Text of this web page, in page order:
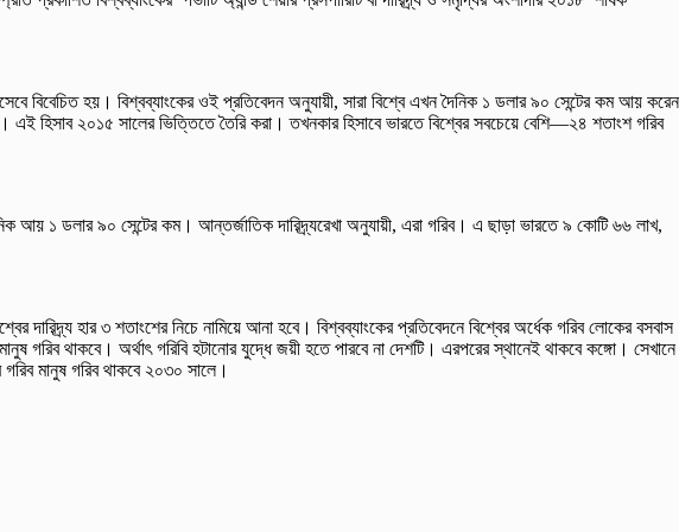
বিবেচিত হয়। বিশ্বব্যাংকের ওই প্রতিবেদন অনুযায়ী, সারা বিশ্বে এখন দৈনিক ১ ডলার ৯০ সেন্টের কম আয় করেন
হিসাব ২০১৫ সালের ভিত্তিতে তৈরি করা। তখনকার হিসাবে ভারতে বিশ্বের সবচেয়ে বেশি—২৪ শতাংশ গরিব
আয় ১ ডলার ৯০ সেন্টের কম। আন্তর্জাতিক দারিদ্র্যরেখা অনুযায়ী, এরা গরিব। এ ছাড়া ভারতে ৯ কোটি ৬৬ লাখ,
দারিদ্র্য হার ৩ শতাংশের নিচে নামিয়ে আনা হবে। বিশ্বব্যাংকের প্রতিবেদনে বিশ্বের অর্ধেক গরিব লোকের বসবাস
গরিব থাকবে। অর্থাৎ গরিবি হটানোর যুদ্ধে জয়ী হতে পারবে না দেশটি। এরপরের স্থানেই থাকবে কঙ্গো। সেখানে
মানুষ গরিব থাকবে ২০৩০ সালে।